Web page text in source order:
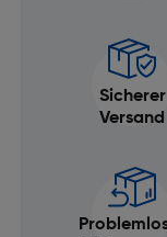
Sicherer
Versand